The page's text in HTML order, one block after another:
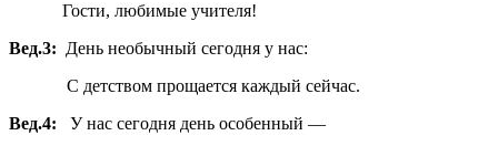
Гости, любимые учителя!
Вед.3: День необычный сегодня у нас:
С детством прощается каждый сейчас.
Вед.4: У нас сегодня день особенный —